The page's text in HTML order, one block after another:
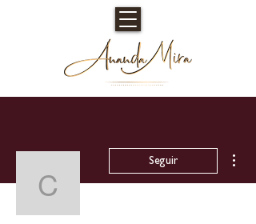
campeloo
Seguir